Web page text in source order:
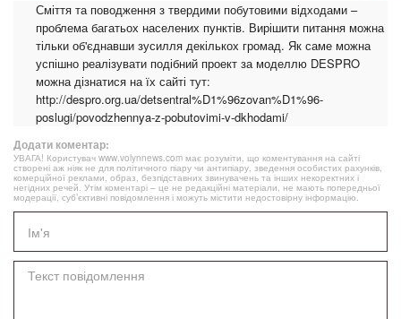
Сміття та поводження з твердими побутовими відходами –
проблема багатьох населених пунктів. Вирішити питання можна
тільки об'єднавши зусилля декількох громад. Як саме можна
успішно реалізувати подібний проект за моделлю DESPRO
можна дізнатися на їх сайті тут:
http://despro.org.ua/detsentral%D1%96zovan%D1%96-
poslugi/povodzhennya-z-pobutovimi-v-dkhodami/
Додати коментар:
УВАГА! Користувач www.volynnews.com має розуміти, що коментування на сайті
створені аж ніяк не для політичного піару чи антипіару, зведення особистих рахунків,
комерційної реклами, образ, безпідставних звинувачень та інших некоректних і
негідних речей. Утім коментарі – це не редакційні матеріали, не мають попередньої
модерації, суб’єктивні повідомлення і можуть містити недостовірну інформацію.